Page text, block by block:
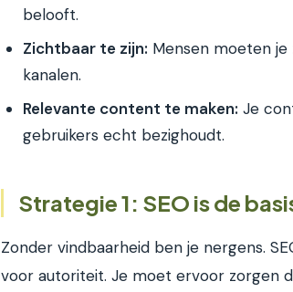
belooft.
Zichtbaar te zijn: Mensen moeten je
kanalen.
Relevante content te maken: Je
gebruikers echt bezighoudt.
Strategie 1: SEO is de
Zonder vindbaarheid ben je nergens.
voor autoriteit. Je moet ervoor zorgen